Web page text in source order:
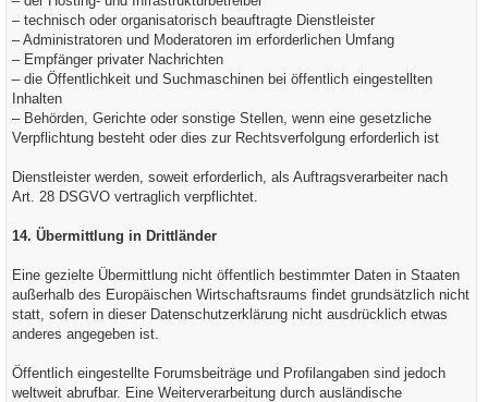
– technisch oder organisatorisch beauftragte Dienstleister
– Administratoren und Moderatoren im erforderlichen Umfang
– Empfänger privater Nachrichten
– die Öffentlichkeit und Suchmaschinen bei öffentlich eingestellten
Inhalten
– Behörden, Gerichte oder sonstige Stellen, wenn eine gesetzliche
Verpflichtung besteht oder dies zur Rechtsverfolgung erforderlich ist
Dienstleister werden, soweit erforderlich, als Auftragsverarbeiter nach
Art. 28 DSGVO vertraglich verpflichtet.
14. Übermittlung in Drittländer
Eine gezielte Übermittlung nicht öffentlich bestimmter Daten in Staaten
außerhalb des Europäischen Wirtschaftsraums findet grundsätzlich nicht
statt, sofern in dieser Datenschutzerklärung nicht ausdrücklich etwas
anderes angegeben ist.
Öffentlich eingestellte Forumsbeiträge und Profilangaben sind jedoch
weltweit abrufbar. Eine Weiterverarbeitung durch ausländische